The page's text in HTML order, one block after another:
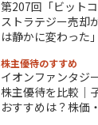
第207回「ビット
ストラテジー売
は静かに変わった」
株主優待のすすめ
イオンファンタジ
株主優待を比較｜
おすすめは？株価